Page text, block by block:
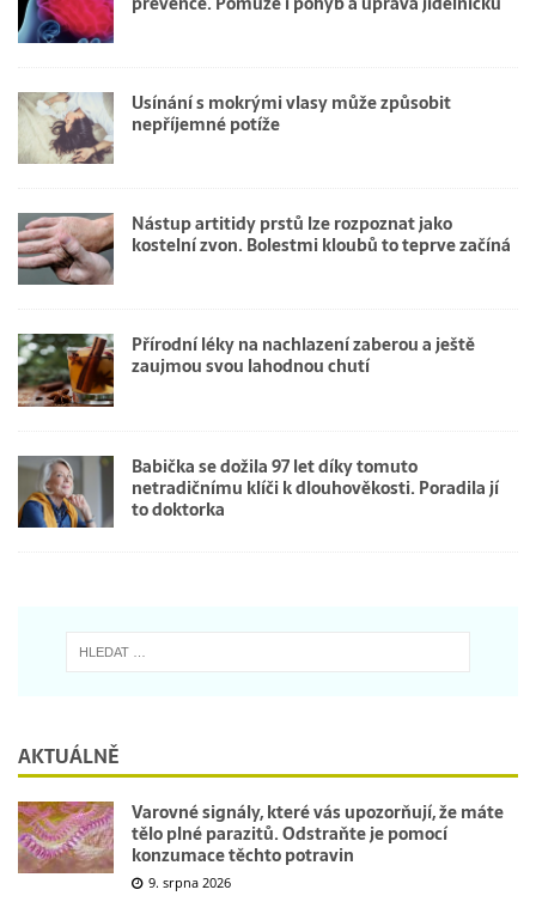
Usínání s mokrými vlasy může způsobit
nepříjemné potíže
Nástup artitidy prstů lze rozpoznat jako
kostelní zvon. Bolestmi kloubů to teprve začíná
Přírodní léky na nachlazení zaberou a ještě
zaujmou svou lahodnou chutí
Babička se dožila 97 let díky tomuto
netradičnímu klíči k dlouhověkosti. Poradila jí
to doktorka
AKTUÁLNĚ
Varovné signály, které vás upozorňují, že máte
tělo plné parazitů. Odstraňte je pomocí
konzumace těchto potravin
9. srpna 2026